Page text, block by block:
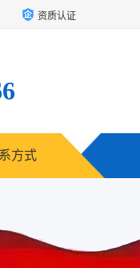
资质认证
方式